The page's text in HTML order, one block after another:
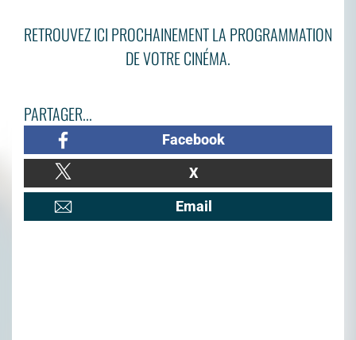
RETROUVEZ ICI PROCHAINEMENT LA PROGRAMMATION
DE VOTRE CINÉMA.
PARTAGER...
Facebook
X
Email